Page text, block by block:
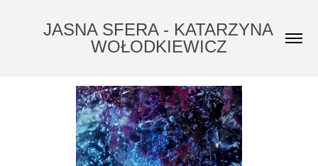
JASNA SFERA - KATARZYNA
WOŁODKIEWICZ